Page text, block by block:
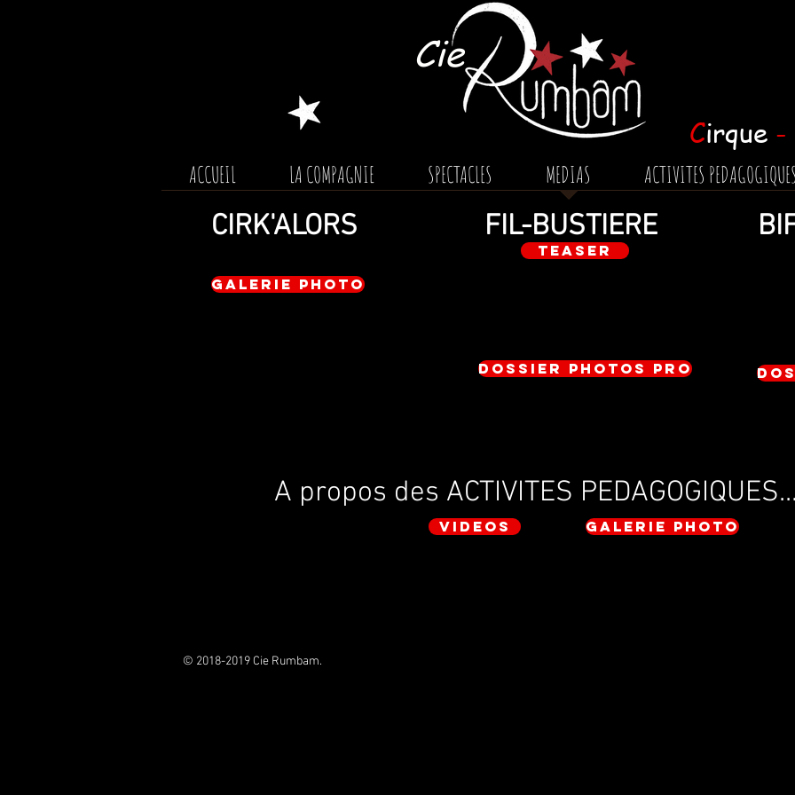
Cirque -
Cie
ACCUEIL LA COMPAGNIE SPECTACLES MEDIAS ACTIVITES
CIRK'ALORS
Galerie photo
Dossier Photos Pro
Teaser
FIL-BUSTIERE
A propos des ACTIVITES
VIDEOS Galerie photo
© 2018-2019 Cie Rumbam.